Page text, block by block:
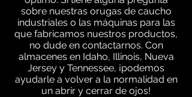
sobre nuestras orugas de caucho
industriales o las máquinas para las
que fabricamos nuestros productos,
no dude en contactarnos. Con
almacenes en Idaho, Illinois, Nueva
Jersey y Tennessee, ¡podemos
ayudarle a volver a la normalidad en
un abrir y cerrar de ojos!